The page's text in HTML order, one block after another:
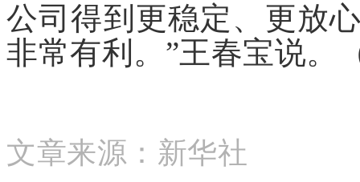
公司得到更稳定、更放
非常有利。”王春宝说。
文章来源：新华社